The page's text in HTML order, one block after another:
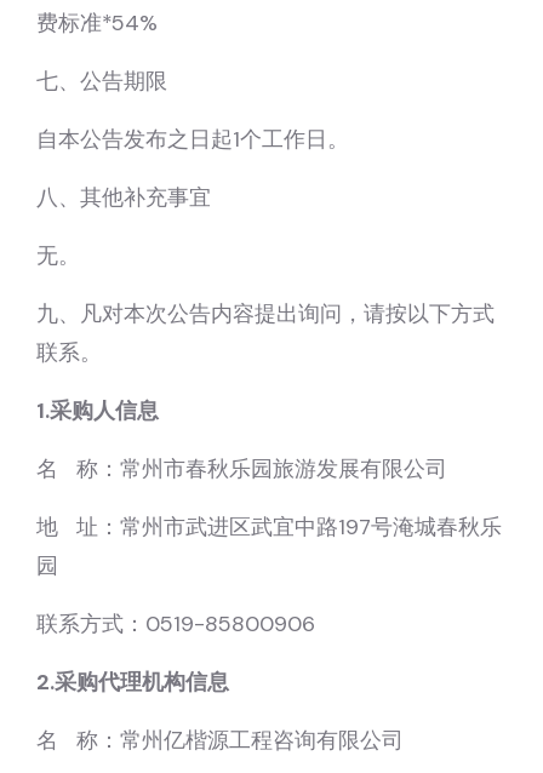
费标准*54%
七、公告期限
自本公告发布之日起1个工作日。
八、其他补充事宜
无。
九、凡对本次公告内容提出询问，请按以下方式
联系。
1.采购人信息
名 称：常州市春秋乐园旅游发展有限公司
地 址：常州市武进区武宜中路197号淹城春秋乐
园
联系方式：0519-85800906
2.采购代理机构信息
名 称：常州亿楷源工程咨询有限公司